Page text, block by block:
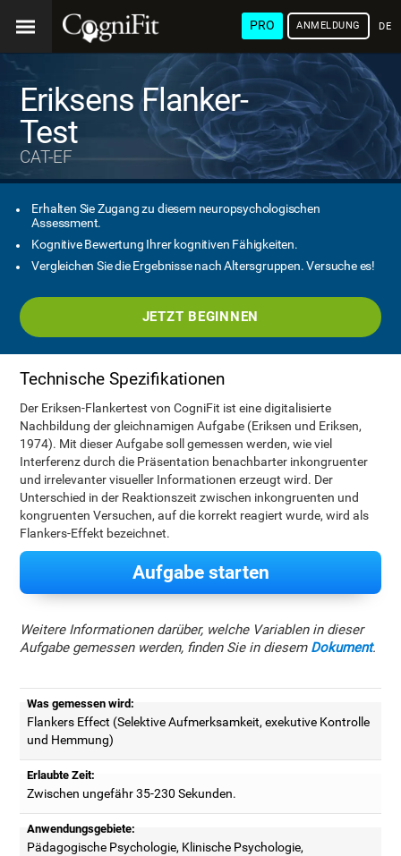
PRO ANMELDUNG
Eriksens Flanker-
Test
CAT-EF
Erhalten Sie Zugang zu diesem neuropsychologischen
Assessment.
Kognitive Bewertung Ihrer kognitiven Fähigkeiten.
Vergleichen Sie die Ergebnisse nach Altersgruppen. Versuche es!
JETZT BEGINNEN
Technische Spezifikationen
Der Eriksen-Flankertest von CogniFit ist eine digitalisierte
Nachbildung der gleichnamigen Aufgabe (Eriksen und Eriksen,
1974). Mit dieser Aufgabe soll gemessen werden, wie viel
Interferenz durch die Präsentation benachbarter inkongruenter
und irrelevanter visueller Informationen erzeugt wird. Der
Unterschied in der Reaktionszeit zwischen inkongruenten und
kongruenten Versuchen, auf die korrekt reagiert wurde, wird als
Flankers-Effekt bezeichnet.
Aufgabe starten
Weitere Informationen darüber, welche Variablen in dieser
Aufgabe gemessen werden, finden Sie in diesem Dokument.
Was gemessen wird:
Flankers Effect (Selektive Aufmerksamkeit, exekutive Kontrolle
und Hemmung)
Erlaubte Zeit:
Zwischen ungefähr 35-230 Sekunden.
Anwendungsgebiete:
Pädagogische Psychologie, Klinische Psychologie,